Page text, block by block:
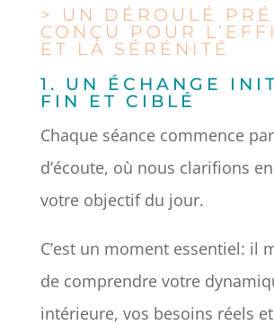
> UN DÉROULÉ
CONÇU POUR
ET LA SÉRÉNITÉ
1. UN ÉCHANGE
FIN ET CIBLÉ
Chaque séance commence
d’écoute, où nous clarifions
votre objectif du jour.
C’est un moment essentiel: il
de comprendre votre
intérieure, vos besoins réels